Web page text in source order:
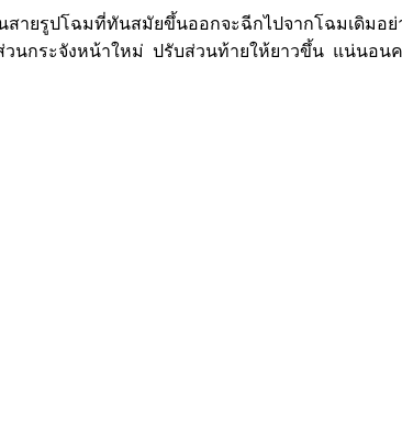
นสายรูปโฉมที่ทันสมัยขึ้นออกจะฉีกไปจากโฉมเดิม
นกระจังหน้าใหม่ ปรับส่วนท้ายให้ยาวขึ้น แน่นอ